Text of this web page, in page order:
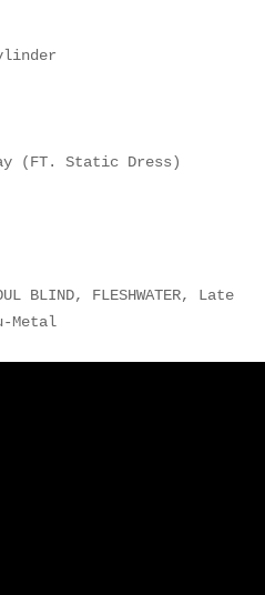
(FT. Static Dress)
BLIND, FLESHWATER, Late
Metal